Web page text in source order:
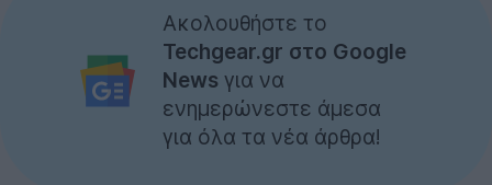
Ακολουθήστε το
Techgear.gr στο Google
News για να
ενημερώνεστε άμεσα
για όλα τα νέα άρθρα!